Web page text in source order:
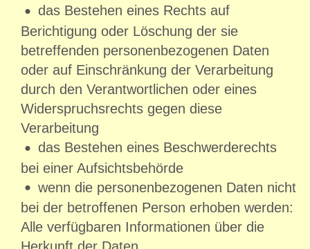
das Bestehen eines Rechts auf
Berichtigung oder Löschung der sie
betreffenden personenbezogenen Daten
oder auf Einschränkung der Verarbeitung
durch den Verantwortlichen oder eines
Widerspruchsrechts gegen diese
Verarbeitung
das Bestehen eines Beschwerderechts
bei einer Aufsichtsbehörde
wenn die personenbezogenen Daten nicht
bei der betroffenen Person erhoben werden:
Alle verfügbaren Informationen über die